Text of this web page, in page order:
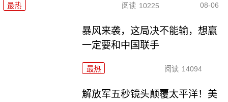
最热 阅读 10225 08-06
暴风来袭，这局决不能输，想赢
一定要和中国联手
最热 阅读 14094
解放军五秒镜头颠覆太平洋！美